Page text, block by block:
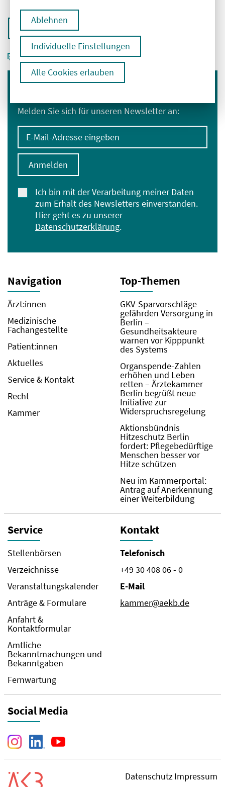
Ablehnen
Individuelle Einstellungen
Alle Cookies erlauben
Zurück zur Übersicht
Melden Sie sich für unseren Newsletter an:
E-Mail-Adresse eingeben
Ich bin mit der Verarbeitung meiner Daten
zum Erhalt des Newsletters einverstanden.
Hier geht es zu unserer
Datenschutzerklärung.
Anmelden
Navigation
Ärzt:innen
Medizinische
Fachangestellte
Patient:innen
Aktuelles
Service & Kontakt
Recht
Kammer
Top-Themen
GKV-Sparvorschläge
gefährden Versorgung in
Berlin –
Gesundheitsakteure
warnen vor Kipppunkt
des Systems
Organspende-Zahlen
erhöhen und Leben
retten – Ärztekammer
Berlin begrüßt neue
Initiative zur
Widerspruchsregelung
Aktionsbündnis
Hitzeschutz Berlin
fordert: Pflegebedürftige
Menschen besser vor
Hitze schützen
Neu im Kammerportal:
Antrag auf Anerkennung
einer Weiterbildung
Service
Stellenbörsen
Verzeichnisse
Veranstaltungskalender
Anträge & Formulare
Anfahrt &
Kontaktformular
Amtliche
Bekanntmachungen und
Bekanntgaben
Fernwartung
Kontakt
Telefonisch
+49 30 408 06 - 0
E-Mail
kammer@aekb.de
Social Media
DatenschutzImpressum